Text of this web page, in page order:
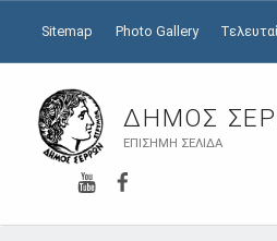
ΔΉΜΟΣ
ΕΠΊΣΗΜΗ ΣΕΛΊΔΑ
YouTube
Sitemap Photo Gallery